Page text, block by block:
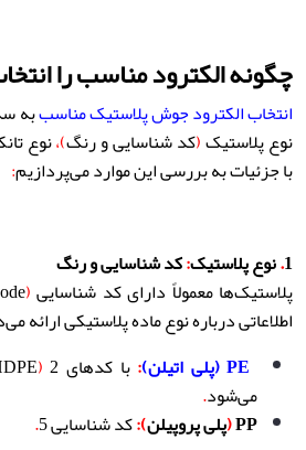
چگونه الکترود مناسب را
انتخاب الکترود جوش پلاستیک مناسببه
نوع پلاستیک(کد شناسایی و رنگ)،نوع
با جزئیات به بررسی این موارد می‌پردازیم:
1
.نوع پلاستیک:کد شناسایی و رنگ
پلاستیک‌ها معمولاً دارای کد شناسایی(
اطلاعاتی درباره نوع ماده پلاستیکی ارائه
PE ( پلی اتیلن)
: با کدهای 2 (
می‌شود.
PP
(پلی پروپیلن):کد شناسایی 5 .